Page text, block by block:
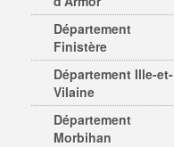
Département
Finistère
Département Ille-et-
Vilaine
Département
Morbihan